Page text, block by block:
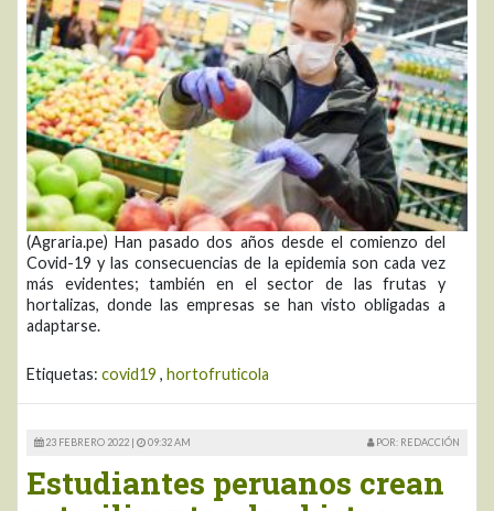
(Agraria.pe) Han pasado dos años desde el comienzo del
Covid-19 y las consecuencias de la epidemia son cada vez
más evidentes; también en el sector de las frutas y
hortalizas, donde las empresas se han visto obligadas a
adaptarse.
Etiquetas: covid19 , hortofruticola
23 FEBRERO 2022 | 09:32 AM POR: REDACCIÓN
Estudiantes peruanos crean